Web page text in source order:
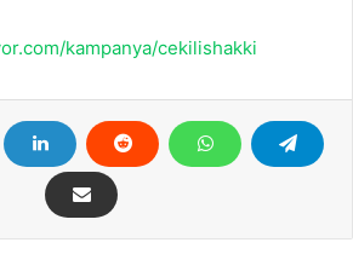
kampanya/cekilishakki